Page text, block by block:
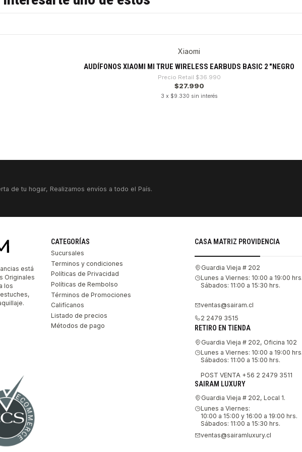
Xiaomi
AUDÍFONOS XIAOMI MI TRUE WIRELESS EARBUDS BASIC 2 "NEGRO
Precio Retail $36.990
$27.990
3 x $9.330 sin interés
de tu hogar, Realizamos envíos a todo el País.
está
Originales
los
CATEGORÍAS
Sucursales
Terminos y condiciones
Políticas de Privacidad
Políticas de Rembolso
Términos de Promociones
Califícanos
Listado de precios
Métodos de pago
CASA MATRIZ PROVIDENCIA
Guardia Vieja # 202
Lunes a Viernes: 10:00 a 19:00 hrs.
Sábados: 11:00 a 15:30 hrs.
ventas@sairam.cl
2 2479 3515
RETIRO EN TIENDA
Guardia Vieja # 202, Oficina 102
Lunes a Viernes: 10:00 a 19:00 hrs.
Sábados: 11:00 a 15:00 hrs.
POST VENTA +56 2 2479 3511
SAIRAM LUXURY
Guardia Vieja # 202, Local 1.
Lunes a Viernes:
10:00 a 15:00 y 16:00 a 19:00 hrs.
Sábados: 11:00 a 15:30 hrs.
ventas@sairamluxury.cl